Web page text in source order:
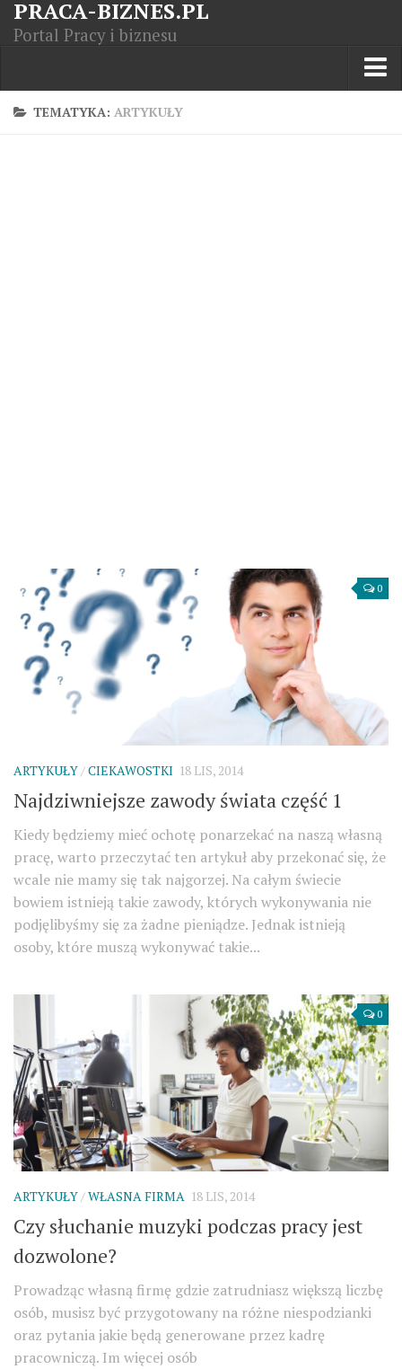
PRACA-BIZNES.PL
Portal Pracy i biznesu
Praca w kraju
TEMATYKA: ARTYKUŁY
0
ARTYKUŁY/CIEKAWOSTKI 18 LIS, 2014
Najdziwniejsze zawody świata część 1
Kiedy będziemy mieć ochotę ponarzekać na naszą własną
pracę, warto przeczytać ten artykuł aby przekonać się, że
wcale nie mamy się tak najgorzej. Na całym świecie
bowiem istnieją takie zawody, których wykonywania nie
podjęlibyśmy się za żadne pieniądze. Jednak istnieją
osoby, które muszą wykonywać takie...
0
ARTYKUŁY/WŁASNA FIRMA 18 LIS, 2014
Czy słuchanie muzyki podczas pracy jest
dozwolone?
Prowadząc własną firmę gdzie zatrudniasz większą liczbę
osób, musisz być przygotowany na różne niespodzianki
oraz pytania jakie będą generowane przez kadrę
pracowniczą. Im więcej osób